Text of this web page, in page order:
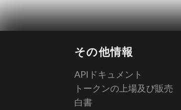
その他情報
APIドキュメント
トークンの上場及び販売
白書